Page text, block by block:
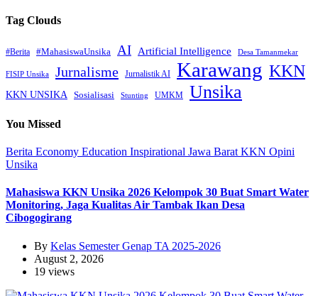
Tag Clouds
#Berita #MahasiswaUnsika AI Artificial Intelligence Desa Tamanmekar
FISIP Unsika Jurnalisme Jurnalistik AI Karawang KKN
KKN UNSIKA Sosialisasi Stunting UMKM Unsika
You Missed
Berita Economy Education Inspirational Jawa Barat KKN Opini
Unsika
Mahasiswa KKN Unsika 2026 Kelompok 30 Buat Smart Water
Monitoring, Jaga Kualitas Air Tambak Ikan Desa
Cibogogirang
By Kelas Semester Genap TA 2025-2026
August 2, 2026
19 views